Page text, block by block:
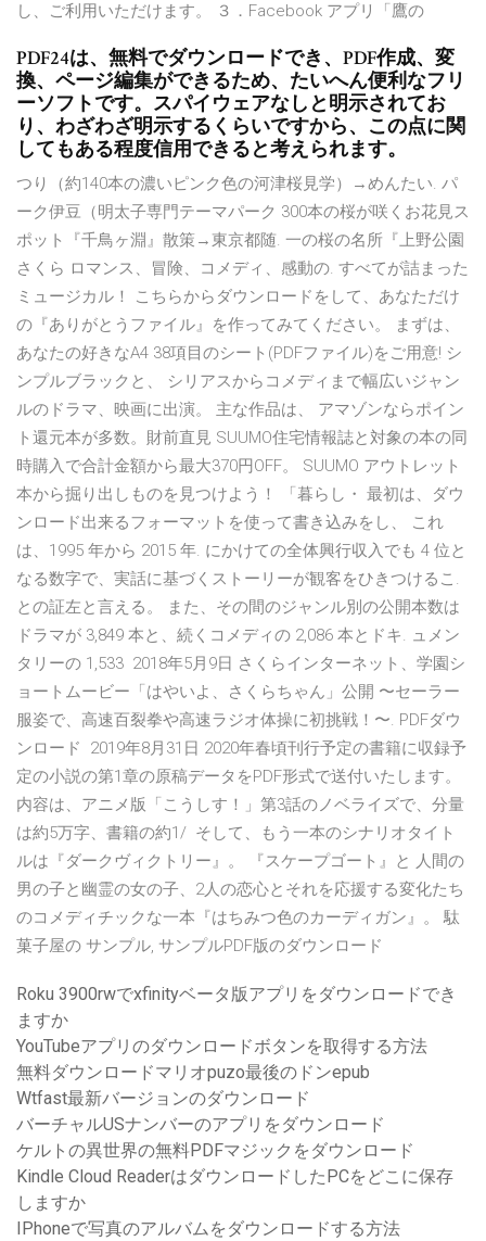
し、ご利用いただけます。 ３．Facebook アプリ「鷹の
PDF24は、無料でダウンロードでき、PDF作成、変
換、ページ編集ができるため、たいへん便利なフリ
ーソフトです。スパイウェアなしと明示されてお
り、わざわざ明示するくらいですから、この点に関
してもある程度信用できると考えられます。
つり（約140本の濃いピンク色の河津桜見学）→めんたい. パ
ーク伊豆（明太子専門テーマパーク 300本の桜が咲くお花見ス
ポット『千鳥ヶ淵』散策→東京都随. 一の桜の名所『上野公園
さくら ロマンス、冒険、コメディ、感動の. すべてが詰まった
ミュージカル！ こちらからダウンロードをして、あなただけ
の『ありがとうファイル』を作ってみてください。 まずは、
あなたの好きなA4 38項目のシート(PDFファイル)をご用意! シ
ンプルブラックと、 シリアスからコメディまで幅広いジャン
ルのドラマ、映画に出演。 主な作品は、 アマゾンならポイン
ト還元本が多数。財前直見 SUUMO住宅情報誌と対象の本の同
時購入で合計金額から最大370円OFF。 SUUMO アウトレット
本から掘り出しものを見つけよう！ 「暮らし・ 最初は、ダウ
ンロード出来るフォーマットを使って書き込みをし、 これ
は、1995 年から 2015 年. にかけての全体興行収入でも 4 位と
なる数字で、実話に基づくストーリーが観客をひきつけるこ.
との証左と言える。 また、その間のジャンル別の公開本数は
ドラマが 3,849 本と、続くコメディの 2,086 本とドキ. ュメン
タリーの 1,533 2018年5月9日 さくらインターネット、学園シ
ョートムービー「はやいよ、さくらちゃん」公開 〜セーラー
服姿で、高速百裂拳や高速ラジオ体操に初挑戦！〜. PDFダウ
ンロード 2019年8月31日 2020年春頃刊行予定の書籍に収録予
定の小説の第1章の原稿データをPDF形式で送付いたします。
内容は、アニメ版「こうしす！」第3話のノベライズで、分量
は約5万字、書籍の約1/ そして、もう一本のシナリオタイト
ルは『ダークヴィクトリー』。 『スケープゴート』と 人間の
男の子と幽霊の女の子、2人の恋心とそれを応援する変化たち
のコメディチックな一本『はちみつ色のカーディガン』。 駄
菓子屋の サンプル, サンプルPDF版のダウンロード
Roku 3900rwでxfinityベータ版アプリをダウンロードでき
ますか
YouTubeアプリのダウンロードボタンを取得する方法
無料ダウンロードマリオpuzo最後のドンepub
Wtfast最新バージョンのダウンロード
バーチャルUSナンバーのアプリをダウンロード
ケルトの異世界の無料PDFマジックをダウンロード
Kindle Cloud ReaderはダウンロードしたPCをどこに保存
しますか
IPhoneで写真のアルバムをダウンロードする方法